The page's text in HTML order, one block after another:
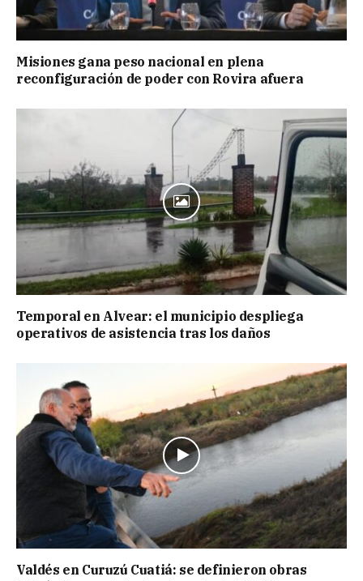
Misiones gana peso nacional en plena
reconfiguración de poder con Rovira afuera
Temporal en Alvear: el municipio despliega
operativos de asistencia tras los daños
Valdés en Curuzú Cuatiá: se definieron obras